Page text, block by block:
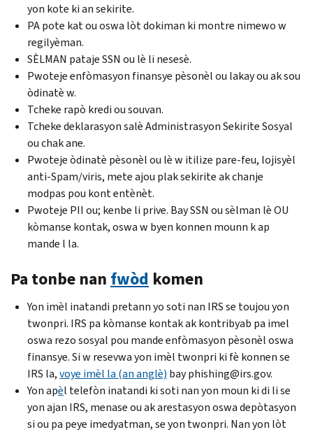
yon kote ki an sekirite.
PA pote kat ou oswa lòt dokiman ki montre nimewo w
regilyèman.
SÈLMAN pataje SSN ou lè li nesesè.
Pwoteje enfòmasyon finansye pèsonèl ou lakay ou ak sou
òdinatè w.
Tcheke rapò kredi ou souvan.
Tcheke deklarasyon salè Administrasyon Sekirite Sosyal
ou chak ane.
Pwoteje òdinatè pèsonèl ou lè w itilize pare-feu, lojisyèl
anti-Spam/viris, mete ajou plak sekirite ak chanje
modpas pou kont entènèt.
Pwoteje PII ou; kenbe li prive. Bay SSN ou sèlman lè OU
kòmanse kontak, oswa w byen konnen mounn k ap
mande l la.
Pa tonbe nan fwòd komen
Yon imèl inatandi pretann yo soti nan IRS se toujou yon
twonpri. IRS pa kòmanse kontak ak kontribyab pa imel
oswa rezo sosyal pou mande enfòmasyon pèsonèl oswa
finansye. Si w resevwa yon imèl twonpri ki fè konnen se
IRS la,voye imèl la (an anglè) bayphishing@irs.gov.
Yon apèl telefòn inatandi ki soti nan yon moun ki di li se
yon ajan IRS, menase ou ak arestasyon oswa depòtasyon
si ou pa peye imedyatman, se yon twonpri. Nan yon lòt